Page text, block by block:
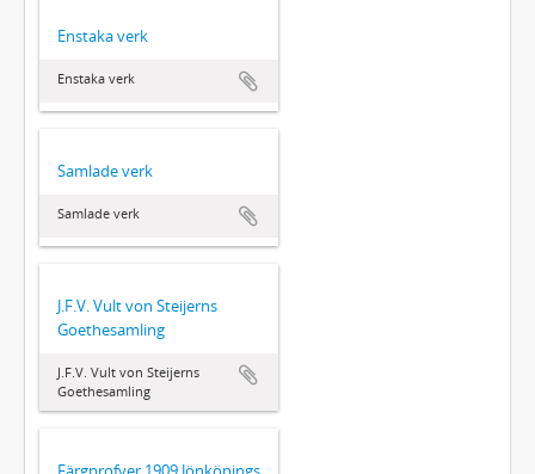
Enstaka verk
Enstaka verk
Samlade verk
Samlade verk
J.F.V. Vult von Steijerns
Goethesamling
J.F.V. Vult von Steijerns
Goethesamling